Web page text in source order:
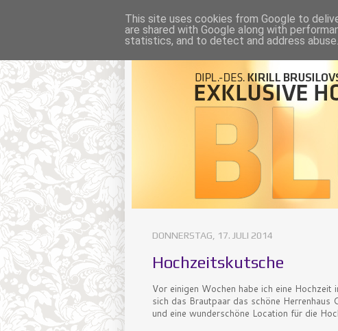
DONNERSTAG, 17. JULI 2014
Hochzeitskutsche
Vor einigen Wochen habe ich eine
sich das Brautpaar das schöne Herrenhaus
und eine wunderschöne Location für die
This site uses cookies from Google to
are shared with Google along with
statistics, and to detect and address abuse.